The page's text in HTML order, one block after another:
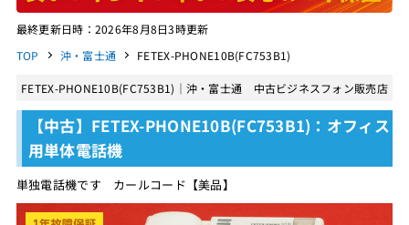
最終更新日時：2026年8月8日3時更新
TOP
沖・富士通 FETEX-PHONE10B(FC753B1)
FETEX-PHONE10B(FC753B1)｜沖・富士通 中古ビジネスフォン販売店
【中古】FETEX-PHONE10B(FC753B1)：オフィス
用単体電話機
単独電話機です カールコード【美品】